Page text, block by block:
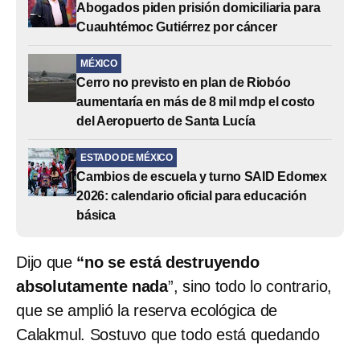
Abogados piden prisión domiciliaria para
Cuauhtémoc Gutiérrez por cáncer
MÉXICO
Cerro no previsto en plan de Riobóo
aumentaría en más de 8 mil mdp el costo
del Aeropuerto de Santa Lucía
ESTADO DE MÉXICO
Cambios de escuela y turno SAID Edomex
2026: calendario oficial para educación
básica
Dijo que “no se está destruyendo
absolutamente nada”, sino todo lo contrario,
que se amplió la reserva ecológica de
Calakmul. Sostuvo que todo está quedando